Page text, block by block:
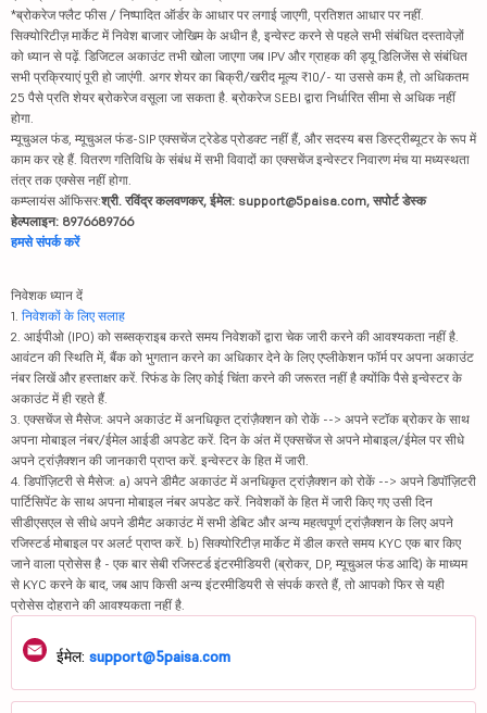
*ब्रोकरेज फ्लैट फीस / निष्पादित ऑर्डर के आधार पर लगाई जाएगी, प्रतिशत आधार पर नहीं.
सिक्योरिटीज़ मार्केट में निवेश बाजार जोखिम के अधीन है, इन्वेस्ट करने से पहले सभी संबंधित दस्तावेज़ों
को ध्यान से पढ़ें. डिजिटल अकाउंट तभी खोला जाएगा जब IPV और ग्राहक की ड्यू डिलिजेंस से संबंधित
सभी प्रक्रियाएं पूरी हो जाएंगी. अगर शेयर का बिक्री/खरीद मूल्य ₹10/- या उससे कम है, तो अधिकतम
25 पैसे प्रति शेयर ब्रोकरेज वसूला जा सकता है. ब्रोकरेज SEBI द्वारा निर्धारित सीमा से अधिक नहीं
होगा.
म्यूचुअल फंड, म्यूचुअल फंड-SIP एक्सचेंज ट्रेडेड प्रोडक्ट नहीं हैं, और सदस्य बस डिस्ट्रीब्यूटर के रूप में
काम कर रहे हैं. वितरण गतिविधि के संबंध में सभी विवादों का एक्सचेंज इन्वेस्टर निवारण मंच या मध्यस्थता
तंत्र तक एक्सेस नहीं होगा.
कम्प्लायंस ऑफिसर:श्री. रविंद्र कलवणकर, ईमेल: support@5paisa.com, सपोर्ट डेस्क
हेल्पलाइन: 8976689766
हमसे संपर्क करें
निवेशक ध्यान दें
1. निवेशकों के लिए सलाह
2. आईपीओ (IPO) को सब्सक्राइब करते समय निवेशकों द्वारा चेक जारी करने की आवश्यकता नहीं है.
आवंटन की स्थिति में, बैंक को भुगतान करने का अधिकार देने के लिए एप्लीकेशन फॉर्म पर अपना अकाउंट
नंबर लिखें और हस्ताक्षर करें. रिफंड के लिए कोई चिंता करने की जरूरत नहीं है क्योंकि पैसे इन्वेस्टर के
अकाउंट में ही रहते हैं.
3. एक्सचेंज से मैसेज: अपने अकाउंट में अनधिकृत ट्रांज़ैक्शन को रोकें --> अपने स्टॉक ब्रोकर के साथ
अपना मोबाइल नंबर/ईमेल आईडी अपडेट करें. दिन के अंत में एक्सचेंज से अपने मोबाइल/ईमेल पर सीधे
अपने ट्रांज़ैक्शन की जानकारी प्राप्त करें. इन्वेस्टर के हित में जारी.
4. डिपॉज़िटरी से मैसेज: a) अपने डीमैट अकाउंट में अनधिकृत ट्रांज़ैक्शन को रोकें --> अपने डिपॉज़िटरी
पार्टिसिपेंट के साथ अपना मोबाइल नंबर अपडेट करें. निवेशकों के हित में जारी किए गए उसी दिन
सीडीएसएल से सीधे अपने डीमैट अकाउंट में सभी डेबिट और अन्य महत्वपूर्ण ट्रांज़ैक्शन के लिए अपने
रजिस्टर्ड मोबाइल पर अलर्ट प्राप्त करें. b) सिक्योरिटीज़ मार्केट में डील करते समय KYC एक बार किए
जाने वाला प्रोसेस है - एक बार सेबी रजिस्टर्ड इंटरमीडियरी (ब्रोकर, DP, म्यूचुअल फंड आदि) के माध्यम
से KYC करने के बाद, जब आप किसी अन्य इंटरमीडियरी से संपर्क करते हैं, तो आपको फिर से यही
प्रोसेस दोहराने की आवश्यकता नहीं है.
ईमेल: support@5paisa.com